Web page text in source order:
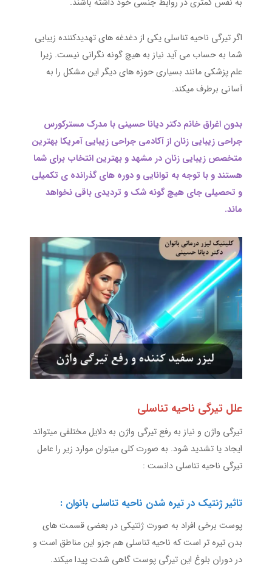
اگر تیرگی ناحیه تناسلی یکی از دغدغه های تهدیدکننده زیبایی
شما به حساب می آید نیاز به هیچ گونه نگرانی نیست. زیرا
علم پزشکی مانند بسیاری حوزه های دیگر این مشکل را به
آسانی برطرف میکند.
بدون اغراق خانم دکتر دیانا حسینی با مدرک مسترکورس
جراحی زیبایی زنان از آکادمی جراحی زیبایی آمریکا بهترین
متخصص زیبایی زنان در مشهد و بهترین انتخاب برای شما
هستند و با توجه به توانایی و دوره های گذرانده ی تکمیلی
و تحصیلی جای هیچ گونه شک و تردیدی باقی نخواهد
ماند.
علل تیرگی ناحیه تناسلی
تیرگی واژن و نیاز به رفع تیرگی واژن به دلایل مختلفی میتواند
ایجاد یا تشدید شود. به صورت کلی میتوان موارد زیر را عامل
تیرگی ناحیه تناسلی دانست :
تاثیر ژنتیک در تیره شدن ناحیه تناسلی بانوان :
پوست برخی افراد به صورت ژنتیکی در بعضی قسمت های
بدن تیره تر است که ناحیه تناسلی هم جزو این مناطق است و
در دوران بلوغ این تیرگی پوست گاهی شدت پیدا میکند.